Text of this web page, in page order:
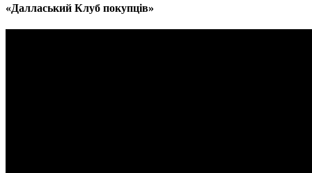
«Далласький Клуб покупців»